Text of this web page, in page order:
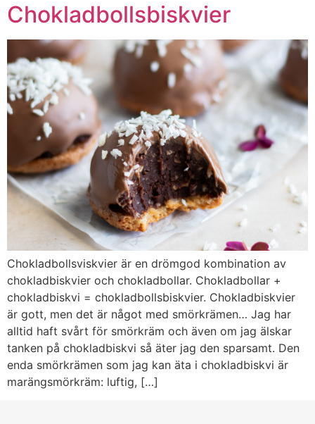
Chokladbollsbiskvier
Chokladbollsviskvier är en drömgod kombination av
chokladbiskvier och chokladbollar. Chokladbollar +
chokladbiskvi = chokladbollsbiskvier. Chokladbiskvier
är gott, men det är något med smörkrämen… Jag har
alltid haft svårt för smörkräm och även om jag älskar
tanken på chokladbiskvi så äter jag den sparsamt. Den
enda smörkrämen som jag kan äta i chokladbiskvi är
marängsmörkräm: luftig, […]